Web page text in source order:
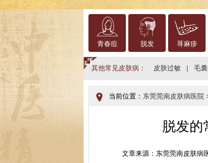
青春痘 脱发 荨麻疹
其他常见皮肤病： 皮肤过敏 毛
当前位置： 东莞莞南皮肤病医院
脱发的
文章来源：东莞莞南皮肤病